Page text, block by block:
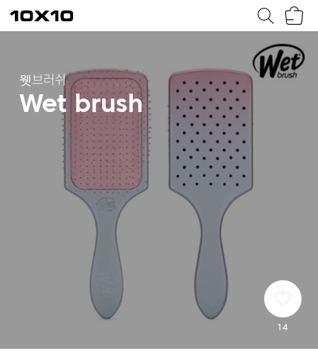
텐
바
웻브러쉬
Wet brush
14